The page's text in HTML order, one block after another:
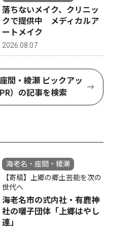
瀬
い夜景を満喫 ８
日まで、高座ク
ーの展望室を夜
落ちないメイク、クリニッ
クで提供中 メディカルア
ートメイク
2026.08.07
間・綾瀬 ピックアッ
）の記事を検索
海老名・座間・綾瀬
【寄稿】上郷の郷土芸能を次の
世代へ
海老名市の式内社・有鹿神
社の囃子団体「上郷はやし
連」